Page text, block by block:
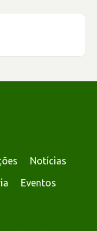
Notícias
Eventos